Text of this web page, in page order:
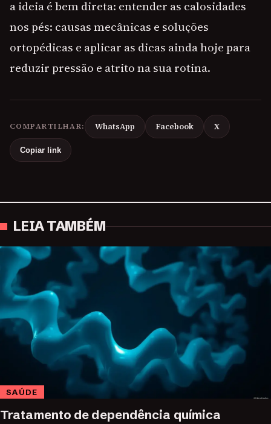
a ideia é bem direta: entender as calosidades
nos pés: causas mecânicas e soluções
ortopédicas e aplicar as dicas ainda hoje para
reduzir pressão e atrito na sua rotina.
COMPARTILHAR: WhatsApp Facebook X
Copiar link
LEIA TAMBÉM
SAÚDE
Tratamento de dependência química